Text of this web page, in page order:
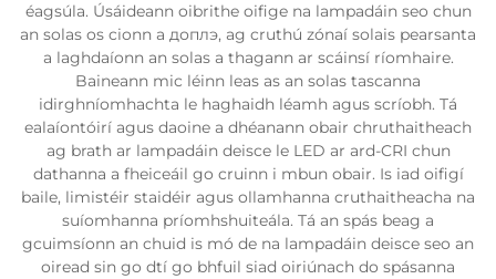
éagsúla. Úsáideann oibrithe oifige na lampadáin seo chun
an solas os cionn a доплэ, ag cruthú zónaí solais pearsanta
a laghdaíonn an solas a thagann ar scáinsí ríomhaire.
Baineann mic léinn leas as an solas tascanna
idirghníomhachta le haghaidh léamh agus scríobh. Tá
ealaíontóirí agus daoine a dhéanann obair chruthaitheach
ag brath ar lampadáin deisce le LED ar ard-CRI chun
dathanna a fheiceáil go cruinn i mbun obair. Is iad oifigí
baile, limistéir staidéir agus ollamhanna cruthaitheacha na
suíomhanna príomhshuiteála. Tá an spás beag a
gcuimsíonn an chuid is mó de na lampadáin deisce seo an
oiread sin go dtí go bhfuil siad oiriúnach do spásanna